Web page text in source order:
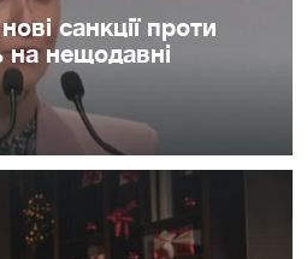
санкції проти
на нещодавні